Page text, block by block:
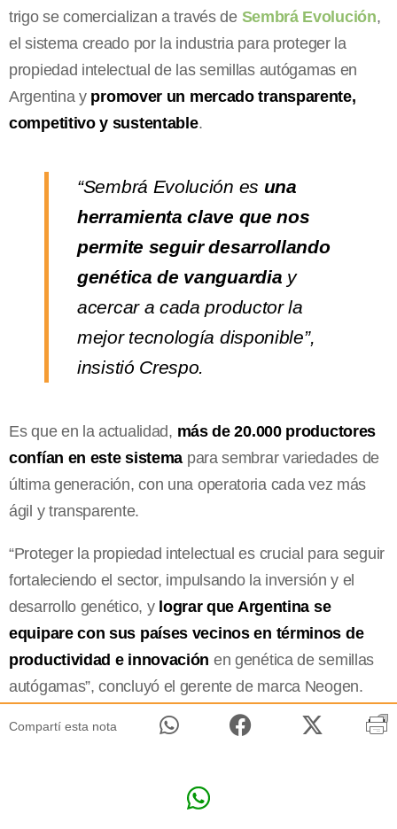
trigo se comercializan a través de Sembrá Evolución,
el sistema creado por la industria para proteger la
propiedad intelectual de las semillas autógamas en
Argentina y promover un mercado transparente,
competitivo y sustentable.
“Sembrá Evolución es una
herramienta clave que nos
permite seguir desarrollando
genética de vanguardia y
acercar a cada productor la
mejor tecnología disponible”,
insistió Crespo.
Es que en la actualidad, más de 20.000 productores
confían en este sistema para sembrar variedades de
última generación, con una operatoria cada vez más
ágil y transparente.
“Proteger la propiedad intelectual es crucial para seguir
fortaleciendo el sector, impulsando la inversión y el
desarrollo genético, y lograr que Argentina se
equipare con sus países vecinos en términos de
productividad e innovación en genética de semillas
autógamas”, concluyó el gerente de marca Neogen.
Compartí esta nota